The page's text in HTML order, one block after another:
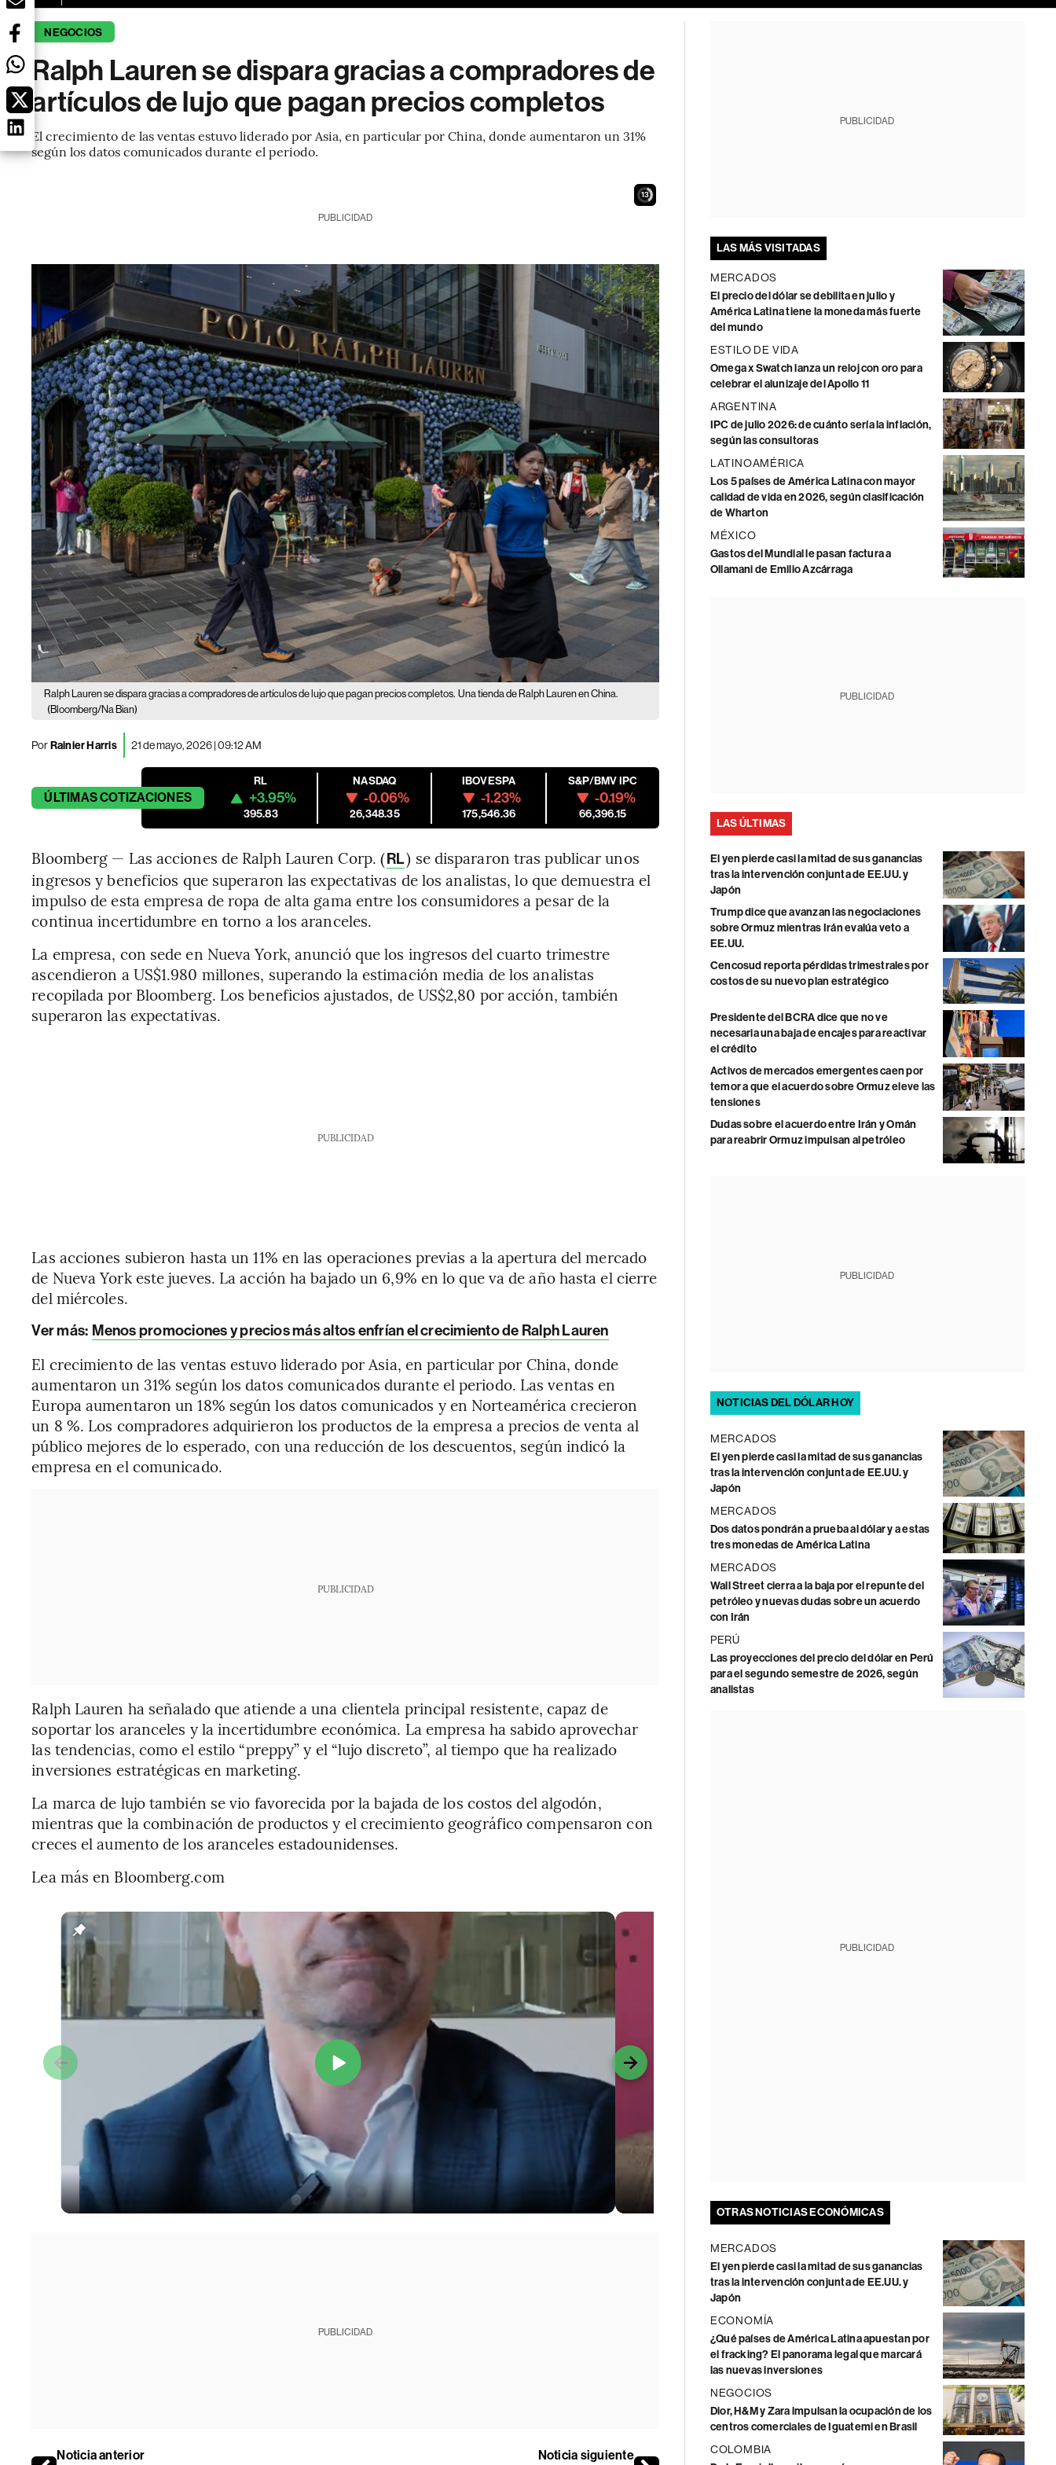
NEGOCIOS
Ralph Lauren se dispara gracias a compradores de
artículos de lujo que pagan precios completos
El crecimiento de las ventas estuvo liderado por Asia, en particular por China, donde aumentaron un 31%
según los datos comunicados durante el periodo.
12
PUBLICIDAD
Ralph Lauren se dispara gracias a compradores de artículos de lujo que pagan precios completos. Una tienda de Ralph Lauren en China.
(Bloomberg/Na Bian)
PorRainier Harris 21 de mayo, 2026 | 09:12 AM
ÚLTIMASCOTIZACIONES
RL
+3.95%
395.83
NASDAQ
-0.06%
26,348.35
IBOVESPA
-1.23%
175,546.36
S&P/BMV IPC
-0.19%
66,396.15
Bloomberg — Las acciones de Ralph Lauren Corp. (RL) se dispararon tras publicar unos
ingresos y beneficios que superaron las expectativas de los analistas, lo que demuestra el
impulso de esta empresa de ropa de alta gama entre los consumidores a pesar de la
continua incertidumbre en torno a los aranceles.
La empresa, con sede en Nueva York, anunció que los ingresos del cuarto trimestre
ascendieron a US$1.980 millones, superando la estimación media de los analistas
recopilada por Bloomberg. Los beneficios ajustados, de US$2,80 por acción, también
superaron las expectativas.
PUBLICIDAD
Las acciones subieron hasta un 11% en las operaciones previas a la apertura del mercado
de Nueva York este jueves. La acción ha bajado un 6,9% en lo que va de año hasta el cierre
del miércoles.
Ver más: Menos promociones y precios más altos enfrían el crecimiento de Ralph Lauren
El crecimiento de las ventas estuvo liderado por Asia, en particular por China, donde
aumentaron un 31% según los datos comunicados durante el periodo. Las ventas en
Europa aumentaron un 18% según los datos comunicados y en Norteamérica crecieron
un 8 %. Los compradores adquirieron los productos de la empresa a precios de venta al
público mejores de lo esperado, con una reducción de los descuentos, según indicó la
empresa en el comunicado.
PUBLICIDAD
Ralph Lauren ha señalado que atiende a una clientela principal resistente, capaz de
soportar los aranceles y la incertidumbre económica. La empresa ha sabido aprovechar
las tendencias, como el estilo “preppy” y el “lujo discreto”, al tiempo que ha realizado
inversiones estratégicas en marketing.
La marca de lujo también se vio favorecida por la bajada de los costos del algodón,
mientras que la combinación de productos y el crecimiento geográfico compensaron con
creces el aumento de los aranceles estadounidenses.
Lea más en Bloomberg.com
PUBLICIDAD
Noticia anterior Noticia siguiente
PUBLICIDAD
LAS MÁS VISITADAS
MERCADOS
El precio del dólar se debilita en julio y
América Latina tiene la moneda más fuerte
del mundo
ESTILO DE VIDA
Omega x Swatch lanza un reloj con oro para
celebrar el alunizaje del Apollo 11
ARGENTINA
IPC de julio 2026: de cuánto sería la inflación,
según las consultoras
LATINOAMÉRICA
Los 5 países de América Latina con mayor
calidad de vida en 2026, según clasificación
de Wharton
MÉXICO
Gastos del Mundial le pasan factura a
Ollamani de Emilio Azcárraga
PUBLICIDAD
LAS ÚLTIMAS
El yen pierde casi la mitad de sus ganancias
tras la intervención conjunta de EE.UU. y
Japón
Trump dice que avanzan las negociaciones
sobre Ormuz mientras Irán evalúa veto a
EE.UU.
Cencosud reporta pérdidas trimestrales por
costos de su nuevo plan estratégico
Presidente del BCRA dice que no ve
necesaria una baja de encajes para reactivar
el crédito
Activos de mercados emergentes caen por
temor a que el acuerdo sobre Ormuz eleve las
tensiones
Dudas sobre el acuerdo entre Irán y Omán
para reabrir Ormuz impulsan al petróleo
PUBLICIDAD
NOTICIAS DEL DÓLAR HOY
MERCADOS
El yen pierde casi la mitad de sus ganancias
tras la intervención conjunta de EE.UU. y
Japón
MERCADOS
Dos datos pondrán a prueba al dólar y a estas
tres monedas de América Latina
MERCADOS
Wall Street cierra a la baja por el repunte del
petróleo y nuevas dudas sobre un acuerdo
con Irán
PERÚ
Las proyecciones del precio del dólar en Perú
para el segundo semestre de 2026, según
analistas
PUBLICIDAD
OTRAS NOTICIAS ECONÓMICAS
MERCADOS
El yen pierde casi la mitad de sus ganancias
tras la intervención conjunta de EE.UU. y
Japón
ECONOMÍA
¿Qué países de América Latina apuestan por
el fracking? El panorama legal que marcará
las nuevas inversiones
NEGOCIOS
Dior, H&M y Zara impulsan la ocupación de los
centros comerciales de Iguatemi en Brasil
COLOMBIA